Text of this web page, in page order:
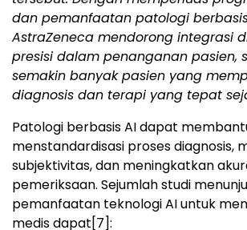
dan pemanfaatan patologi
AstraZeneca mendorong integrasi
presisi dalam penanganan pasien,
semakin banyak pasien yang
diagnosis dan terapi yang tepat
Patologi berbasis AI dapat
menstandardisasi proses diagnosis,
subjektivitas, dan meningkatkan
pemeriksaan. Sejumlah studi
pemanfaatan teknologi AI untuk
medis dapat[7]: